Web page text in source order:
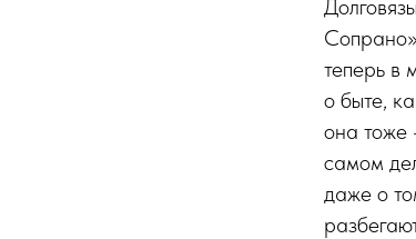
теперь в
о быте,
она тоже
самом
даже о